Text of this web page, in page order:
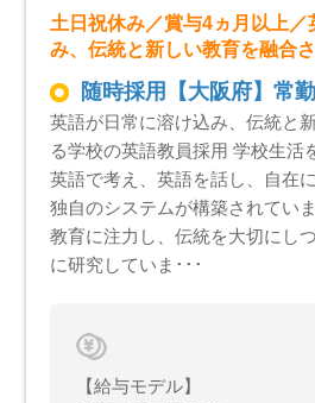
土日祝休み／賞与4ヵ月以上
み、伝統と新しい教育を融合
随時採用【大阪府】常勤
英語が日常に溶け込み、伝統と
る学校の英語教員採用 学校生活
英語で考え、英語を話し、自在
独自のシステムが構築されてい
教育に注力し、伝統を大切にし
に研究していま･･･
【給与モデル】